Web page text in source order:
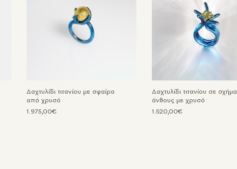
Δαχτυλίδι τιτανίου με σφαίρα
από χρυσό
1.975,00€
Δαχτυλίδι τιτανίου σε σχήμα
άνθους με χρυσό
1.520,00€